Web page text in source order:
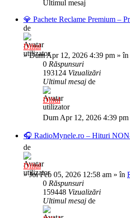
Ultimul mesaj
💎 Pachete Reclame Premium –
de
Diliul
»Dum Apr 12, 2026 4:39 pm » în
0 Răspunsuri
193124 Vizualizări
Ultimul mesaj de
Diliul
Dum Apr 12, 2026 4:39 pm
🎧 RadioMynele.ro – Hituri
de
Diliul
»Joi Feb 05, 2026 12:58 am » în
0 Răspunsuri
159448 Vizualizări
Ultimul mesaj de